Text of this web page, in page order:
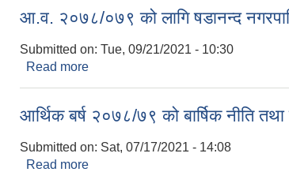
आ.व. २०७८/०७९ को लागि षडानन्द
Submitted on: Tue, 09/21/2021 - 10:30
Read more
आर्थिक बर्ष २०७८/७९ को बार्षिक नीति तथा
Submitted on: Sat, 07/17/2021 - 14:08
Read more